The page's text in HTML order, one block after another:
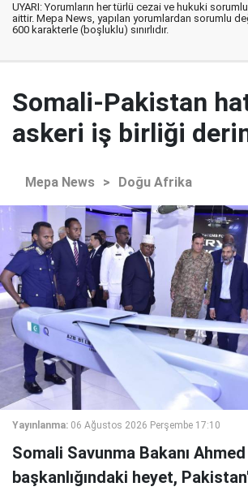
UYARI: Yorumların her türlü cezai ve hukuki
aittir. Mepa News, yapılan yorumlardan sorumlu
600 karakterle (boşluklu) sınırlıdır.
Somali-Pakistan
askeri iş birliği
Mepa News > Doğu Afrika
Yayınlanma: 06 Ağustos 2026 Perşembe 17:10
Somali Savunma Bakanı
başkanlığındaki heyet,